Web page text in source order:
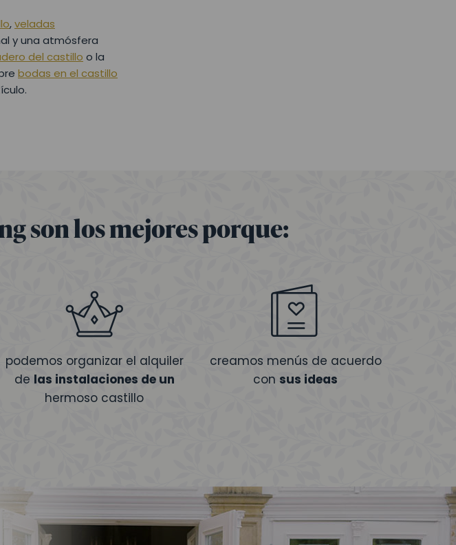
,veladas
y una atmósfera
del castillo o la
bodas en el castillo
son los mejores porque:
podemos organizar el alquiler
de las instalaciones de un
hermoso castillo
creamos menús de acuerdo
con sus ideas